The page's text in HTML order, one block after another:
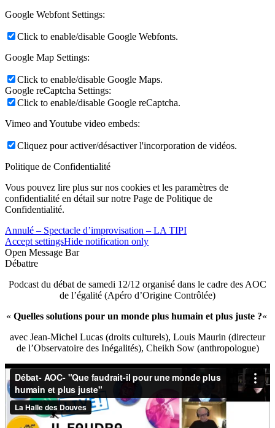
Google Webfont Settings:
Click to enable/disable Google Webfonts.
Google Map Settings:
Click to enable/disable Google Maps.
Google reCaptcha Settings:
Click to enable/disable Google reCaptcha.
Vimeo and Youtube video embeds:
Cliquez pour activer/désactiver l'incorporation de vidéos.
Politique de Confidentialité
Vous pouvez lire plus sur nos cookies et les paramètres de
confidentialité en détail sur notre Page de Politique de
Confidentialité.
Annulé – Spectacle d’improvisation – LA TIPI
Accept settingsHide notification only
Open Message Bar
Débattre
Podcast du débat de samedi 12/12 organisé dans le cadre des AOC
de l’égalité (Apéro d’Origine Contrôlée)
« Quelles solutions pour un monde plus humain et plus juste ?«
avec Jean-Michel Lucas (droits culturels), Louis Maurin (directeur
de l’Observatoire des Inégalités), Cheikh Sow (anthropologue)